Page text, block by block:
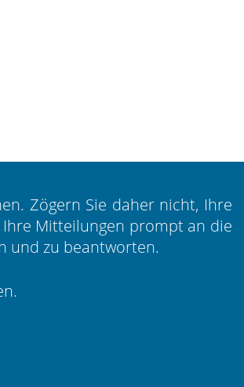
Zögern Sie daher nicht, Ihre
Ihre Mitteilungen prompt an die
und zu beantworten.